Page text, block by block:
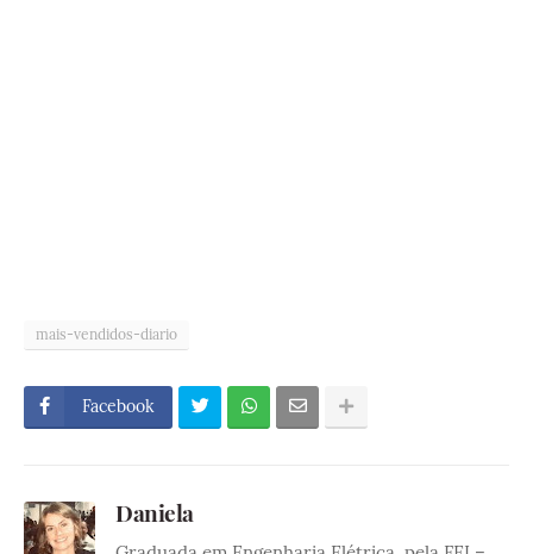
mais-vendidos-diario
Facebook
Daniela